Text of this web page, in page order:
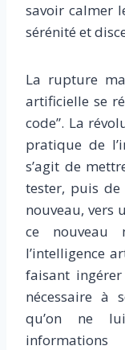
savoir calmer
sérénité et
La rupture
artificielle se
code”. La
pratique de
s’agit de
tester, puis
nouveau, vers
ce nouveau
l’intelligence
faisant
nécessaire à
qu’on ne